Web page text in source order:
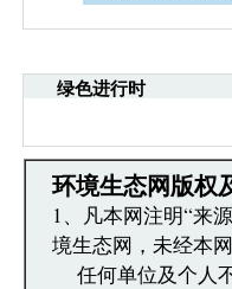
引起的法律责任
·环境生态网文
·发表本评论即
文章跟帖管理
绿色进行时
环境生态网版权
1、凡本网注明“来
境生态网，未经本
任何单位及个人